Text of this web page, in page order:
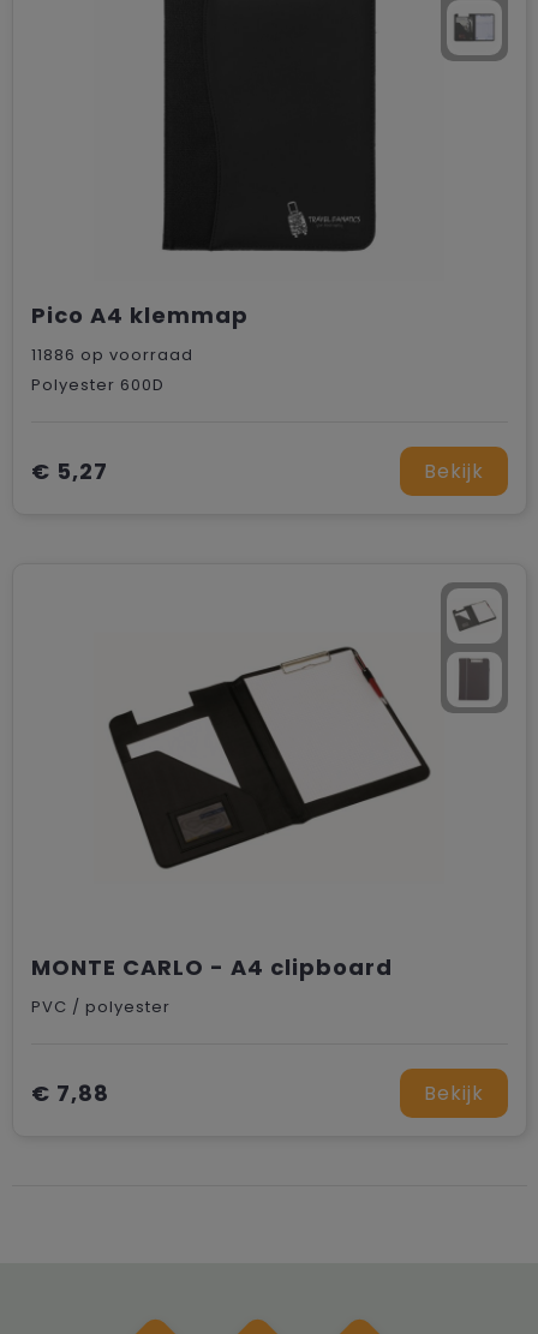
Pico A4 klemmap
11886 op voorraad
Polyester 600D
€ 5,27 Bekijk
MONTE CARLO - A4 clipboard
PVC / polyester
€ 7,88 Bekijk